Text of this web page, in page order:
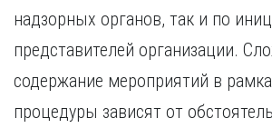
Краснодар
Красноярск
Х
надзорных органов, так и по
представителей организации.
содержание мероприятий в
процедуры зависят от